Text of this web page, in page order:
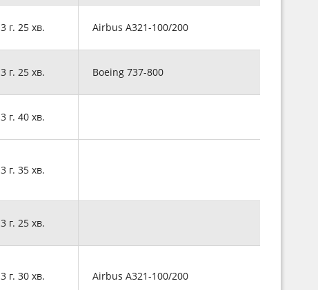
3 г. 25 хв. Airbus A321-100/200
3 г. 25 хв. Boeing 737-800
3 г. 40 хв.
3 г. 35 хв.
3 г. 25 хв.
3 г. 30 хв. Airbus A321-100/200